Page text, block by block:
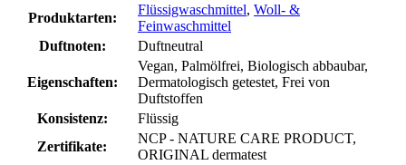
Produktarten:
Flüssigwaschmittel, Woll- &
Feinwaschmittel
Duftnoten:
Duftneutral
Eigenschaften:
Vegan, Palmölfrei, Biologisch abbaubar,
Dermatologisch getestet, Frei von
Duftstoffen
Konsistenz:
Flüssig
Zertifikate:
NCP - NATURE CARE PRODUCT,
ORIGINAL dermatest